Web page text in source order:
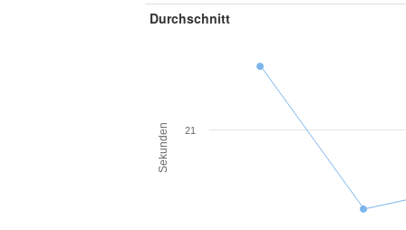
Durchschnitt
Sekunden 21